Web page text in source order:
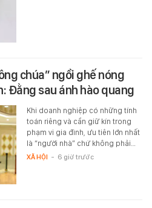
chúa” ngồi ghế nóng
Đằng sau ánh hào quang
Khi doanh nghiệp có những tính
toán riêng và cần giữ kín trong
phạm vi gia đình, ưu tiên lớn nhất
là “người nhà” chứ không phải…
XÃ HỘI - 6 giờ trước